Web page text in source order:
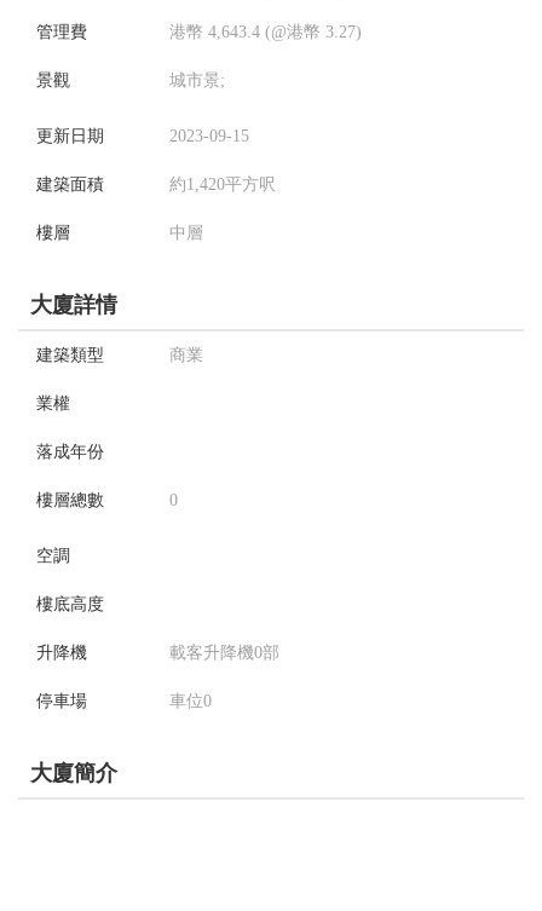
管理費 港幣 4,643.4 (@港幣 3.27)
景觀 城市景;
更新日期 2023-09-15
建築面積 約1,420平方呎
樓層 中層
大廈詳情
建築類型 商業
業權
落成年份
樓層總數 0
空調
樓底高度
升降機 載客升降機0部
停車場 車位0
大廈簡介